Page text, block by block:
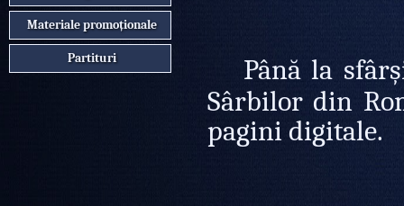
Materiale promoționale
Partituri
Până la
Sârbilor din
pagini digitale.